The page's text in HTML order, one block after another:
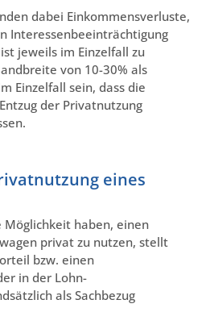
dabei Einkommensverluste,
Interessenbeeinträchtigung
jeweils im Einzelfall zu
von 10-30% als
Einzelfall sein, dass die
der Privatnutzung
eines
haben, einen
privat zu nutzen, stellt
bzw. einen
in der Lohn-
als Sachbezug